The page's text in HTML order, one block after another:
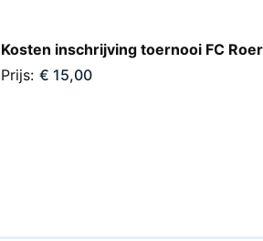
Kosten inschrijving toernooi FC
Prijs: